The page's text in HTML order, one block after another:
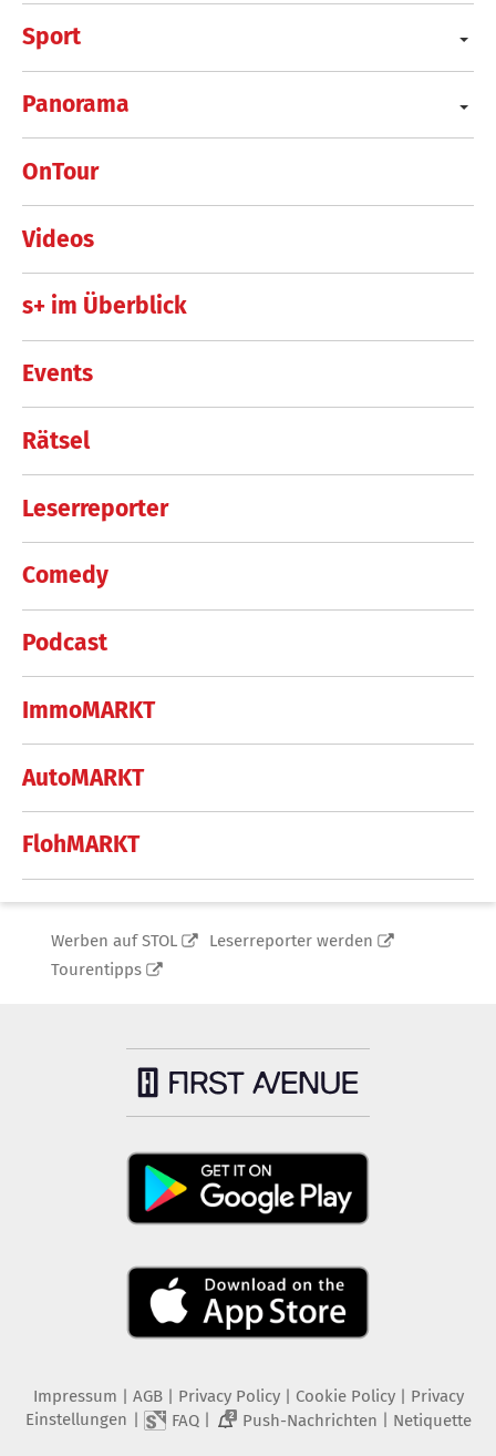
Sport
Panorama
OnTour
Videos
s+ im Überblick
Events
Rätsel
Leserreporter
Comedy
Podcast
ImmoMARKT
AutoMARKT
FlohMARKT
Werben auf STOL
Leserreporter werden
Tourentipps
Impressum | AGB | Privacy Policy| Cookie Policy| Privacy
Einstellungen | FAQ| 2 Push-Nachrichten | Netiquette